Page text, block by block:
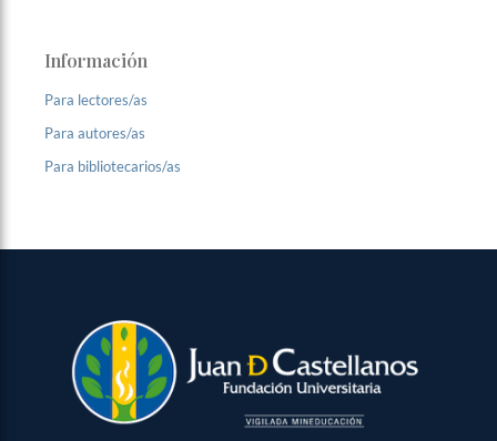
Información
Para lectores/as
Para autores/as
Para bibliotecarios/as